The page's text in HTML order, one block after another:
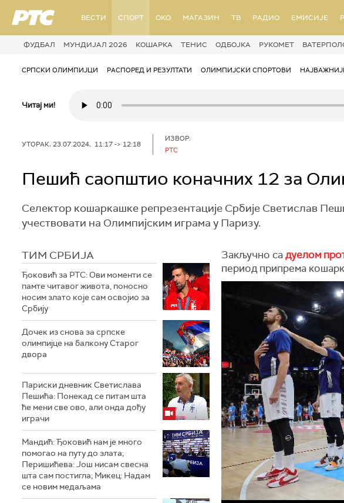
РТС ВЕСТИ СПОРТ OKO МАГАЗИН ТВ РАДИО ЕМИСИЈЕ
ФУДБАЛ МУНДИЈАЛ 2026 КОШАРКА ТЕНИС ОДБОЈКА РУКОМЕТ
СРПСКИ ОЛИМПИЈЦИ РАСПОРЕД И РЕЗУЛТАТИ ОЛИМПИЈСКИ СПОРТОВИ
Читај ми!
УТОРАК, 23.07.2024, 11:17 -> 12:18
ИЗВОР:
РТС
Пешић саопштио коначних 12 за
Селектор кошаркашке репрезентације Србије Светислав
учествовати на Олимпијским играма у Паризу.
ТИМ СРБИЈА
Ђоковић за РТС: Ови моменти се
памте читавог живота, поносно
носим злато које сам освојио за
Србију
Дочек из снова за српске
олимпијце на балкону Старог
двора
Париски дневник Светислава
Пешића: Понекад се питам шта
ће мени све ово, али онда дођу
играчи
Мандић: Ђоковић нам је много
помогао на путу до злата;
Перишићева: Још нисам свесна
шта сам постигла; Микец: Надам
се новим медаљама
Закључно садуелом
период припрема